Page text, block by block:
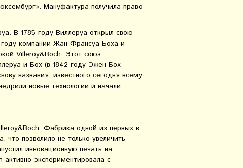
Мануфактура получила право
В 1785 году Виллеруа открыл свою
компании Жан-Франсуа Боха и
Villeroy&Boch. Этот союз
и Бох (в 1842 году Эжен Бох
названия, известного сегодня всему
новые технологии и начали
Фабрика одной из первых в
позволило не только увеличить
инновационную печать на
экспериментировала с